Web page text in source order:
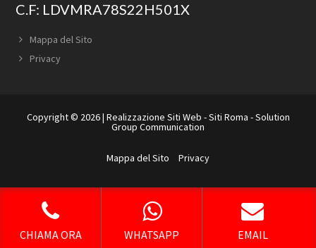
C.F: LDVMRA78S22H501X
Mappa del Sito
Privacy
Copyright © 2026 | Realizzazione Siti Web -Siti Roma -Solution
Group Communication
Mappa del Sito Privacy
CHIAMA ORA WHATSAPP EMAIL